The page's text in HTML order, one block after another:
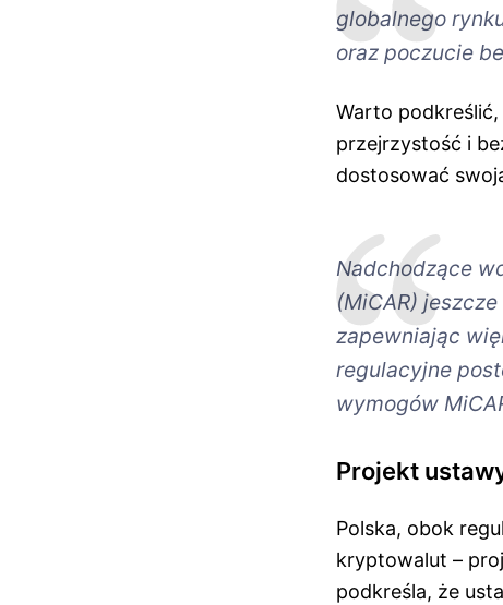
globalnego
oraz poczucie
Warto
przejrzystość i
dostosować
Nadchodzące
(MiCAR)
zapewniając
regulacyjne
wymogów
Projekt
Polska, obok
kryptowalut –
podkreśla, że